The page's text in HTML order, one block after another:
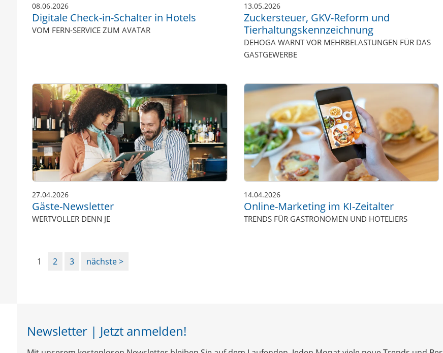
08.06.2026
Digitale Check-in-Schalter in Hotels
VOM FERN-SERVICE ZUM AVATAR
13.05.2026
Zuckersteuer, GKV-Reform und
Tierhaltungskennzeichnung
DEHOGA WARNT VOR MEHRBELASTUNGEN FÜR DAS
GASTGEWERBE
27.04.2026
Gäste-Newsletter
WERTVOLLER DENN JE
14.04.2026
Online-Marketing im KI-Zeitalter
TRENDS FÜR GASTRONOMEN UND HOTELIERS
1 2 3 nächste
Newsletter | Jetzt anmelden!